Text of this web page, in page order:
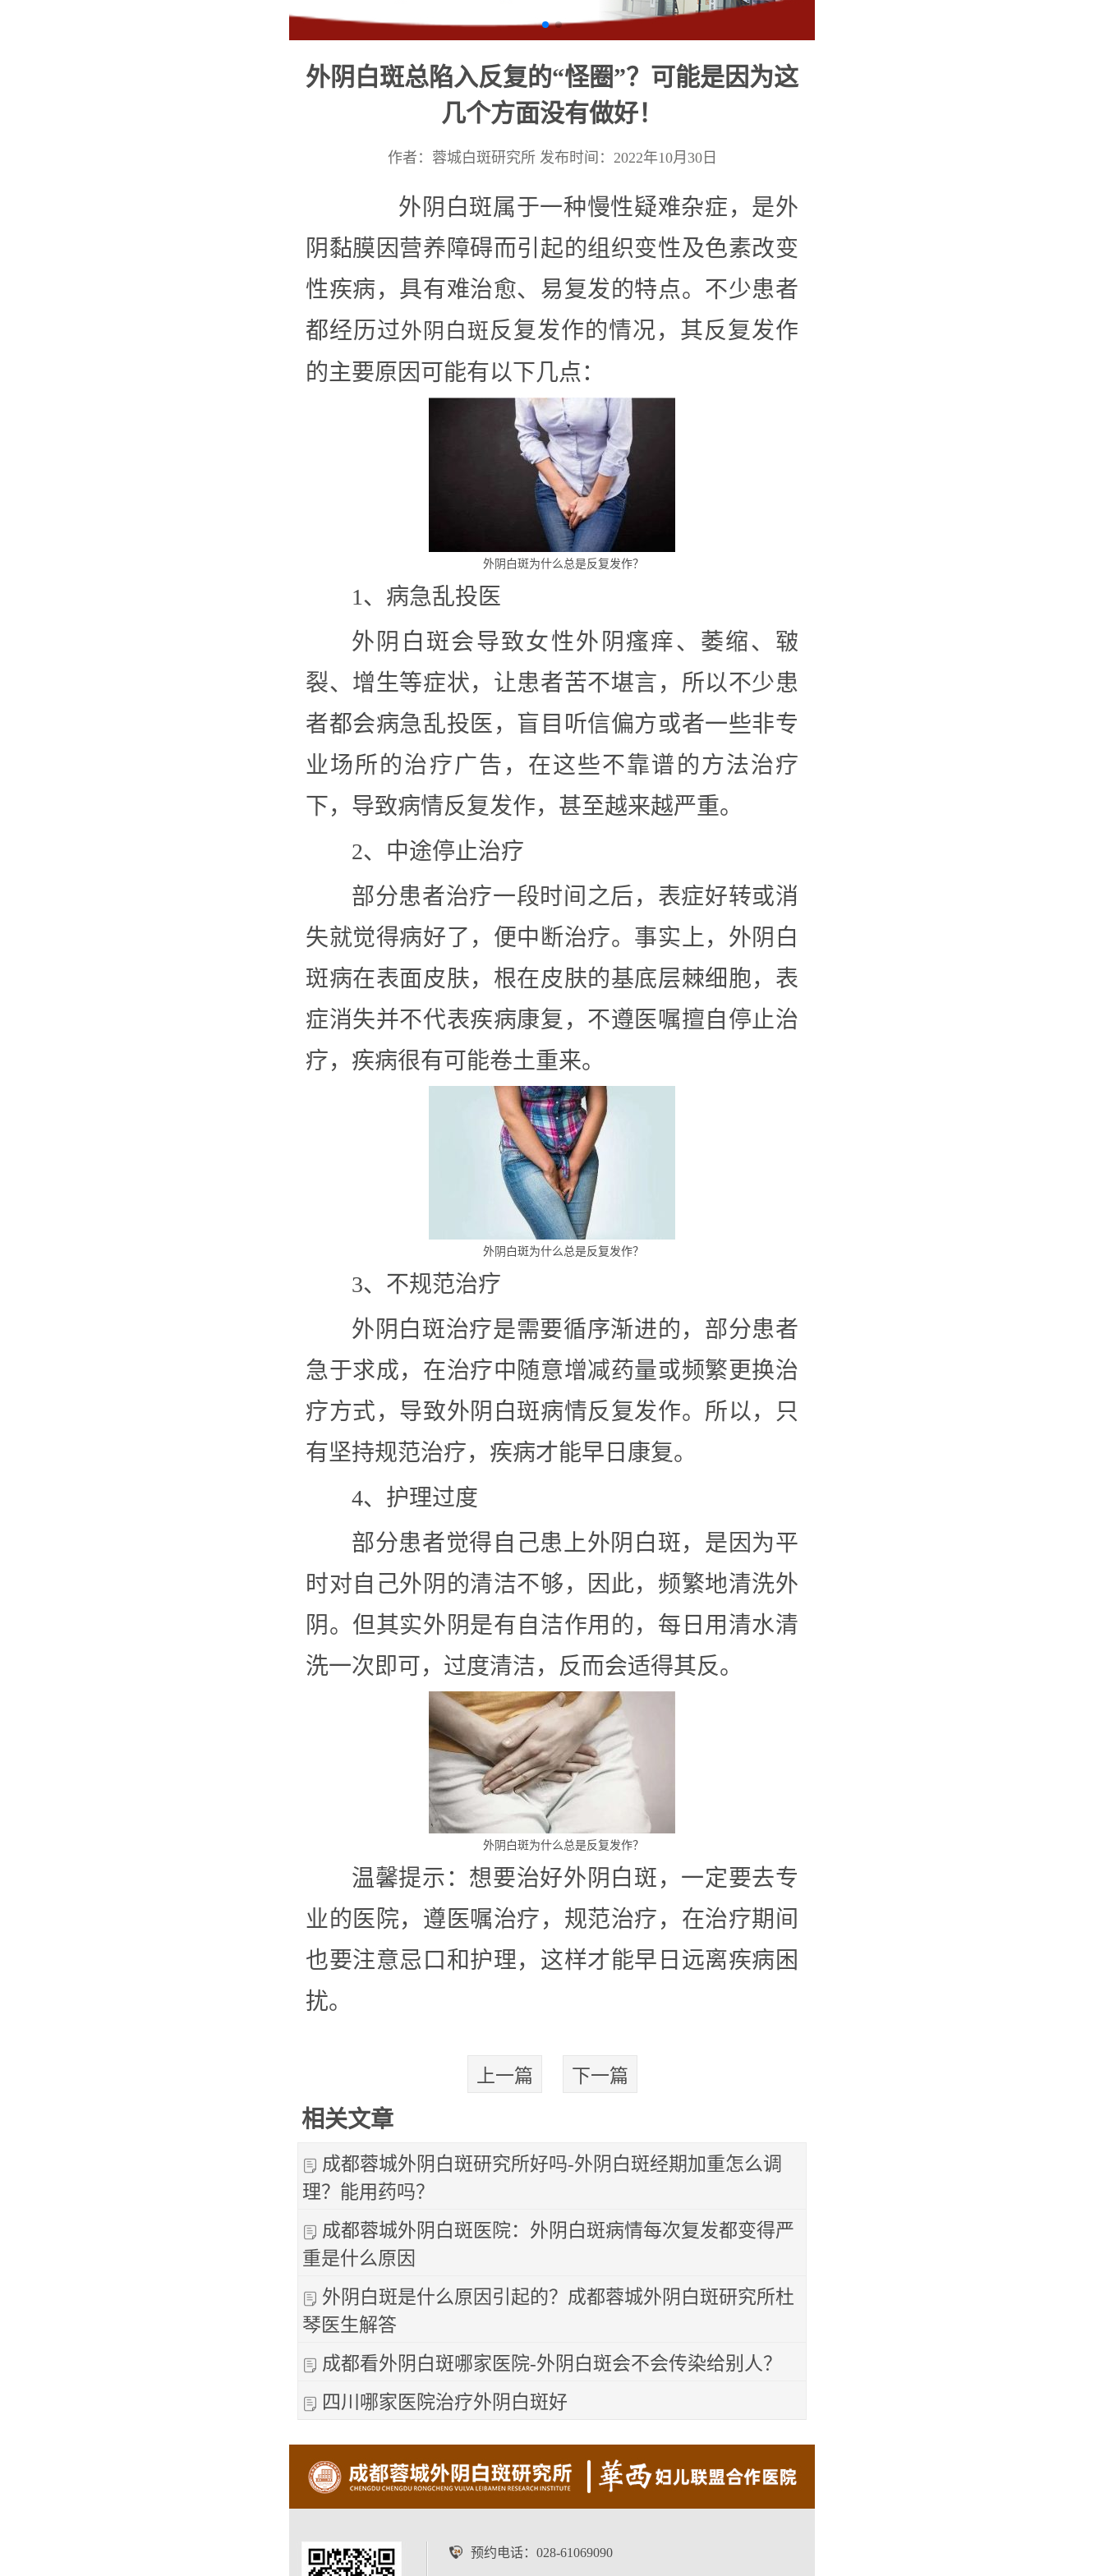
外阴白斑总陷入反复的“怪圈”？可能是因为这
几个方面没有做好！
作者：蓉城白斑研究所 发布时间：2022年10月30日
外阴白斑属于一种慢性疑难杂症，是外
阴黏膜因营养障碍而引起的组织变性及色素改变
性疾病，具有难治愈、易复发的特点。不少患者
都经历过外阴白斑反复发作的情况，其反复发作
的主要原因可能有以下几点：
外阴白斑为什么总是反复发作？
1、病急乱投医
外阴白斑会导致女性外阴瘙痒、萎缩、皲
裂、增生等症状，让患者苦不堪言，所以不少患
者都会病急乱投医，盲目听信偏方或者一些非专
业场所的治疗广告，在这些不靠谱的方法治疗
下，导致病情反复发作，甚至越来越严重。
2、中途停止治疗
部分患者治疗一段时间之后，表症好转或消
失就觉得病好了，便中断治疗。事实上，外阴白
斑病在表面皮肤，根在皮肤的基底层棘细胞，表
症消失并不代表疾病康复，不遵医嘱擅自停止治
疗，疾病很有可能卷土重来。‍
外阴白斑为什么总是反复发作？
3、不规范治疗
外阴白斑治疗是需要循序渐进的，部分患者
急于求成，在治疗中随意增减药量或频繁更换治
疗方式，导致外阴白斑病情反复发作。所以，只
有坚持规范治疗，疾病才能早日康复。
4、护理过度
部分患者觉得自己患上外阴白斑，是因为平
时对自己外阴的清洁不够，因此，频繁地清洗外
阴。但其实外阴是有自洁作用的，每日用清水清
洗一次即可，过度清洁，反而会适得其反。‍‍
外阴白斑为什么总是反复发作？
温馨提示：想要治好外阴白斑，一定要去专
业的医院，遵医嘱治疗，规范治疗，在治疗期间
也要注意忌口和护理，这样才能早日远离疾病困
扰。
上一篇 下一篇
相关文章
成都蓉城外阴白斑研究所好吗-外阴白斑经期加重怎么调
理？能用药吗？
成都蓉城外阴白斑医院：外阴白斑病情每次复发都变得严
重是什么原因
外阴白斑是什么原因引起的？成都蓉城外阴白斑研究所杜
琴医生解答
成都看外阴白斑哪家医院-外阴白斑会不会传染给别人？
四川哪家医院治疗外阴白斑好
预约电话： 028-61069090